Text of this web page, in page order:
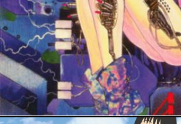
PRESSE